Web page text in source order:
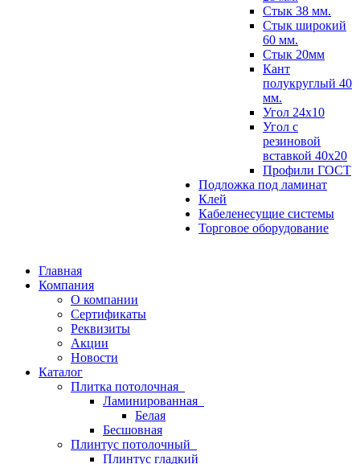
Стык 38 мм.
Стык широкий
60 мм.
Стык 20мм
Кант
полукруглый 40
мм.
Угол 24х10
Угол с
резиновой
вставкой 40х20
Профили ГОСТ
Подложка под ламинат
Клей
Кабеленесущие системы
Торговое оборудование
Главная
Компания
О компании
Сертификаты
Реквизиты
Акции
Новости
Каталог
Плитка потолочная
Ламинированная
Белая
Бесшовная
Плинтус потолочный
Плинтус гладкий